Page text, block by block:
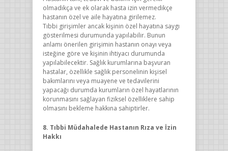
olmadıkça ve ek olarak hasta izin vermedikçe
hastanın özel ve aile hayatına girilemez.
Tıbbi girişimler ancak kişinin özel hayatına saygı
gösterilmesi durumunda yapılabilir. Bunun
anlamı önerilen girişimin hastanın onayı veya
isteğine göre ve kişinin ihtiyacı durumunda
yapılabilecektir. Sağlık kurumlarına başvuran
hastalar, özellikle sağlık personelinin kişisel
bakımlarını veya muayene ve tedavilerini
yapacağı durumda kurumların özel hayatlarının
korunmasını sağlayan fiziksel özelliklere sahip
olmasını bekleme hakkına sahiptirler.
8. Tıbbi Müdahalede Hastanın Rıza ve İzin
Hakkı